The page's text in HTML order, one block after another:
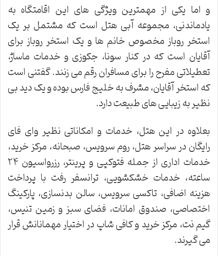
و اما یکی از مهمترین ویژگی های این اقامتگاه به
یادماندنی، مجموعه آبی هتل است که مشتمل بر یک
استخر روباز مخصوص خانم ها و یک استخر روباز برای
آقایان است که در کنار سونا، جکوزی و خدمات ماساژ،
تعطیلاتی مفرح را برای مسافران رقم می زنند. گفتنی است
که استخر آقایان، مشرف به خلیج فارس بوده و یک دید بی
نظیر به زیبایی های طبیعت دارد.
بعلاوه در این هتل، خدمات و امکاناتی نظیر وای فای
رایگان در سراسر هتل، روم سرویس، صبحانه، مرکز خرید،
خدمات اداری از جمله فتوکپی و پرینتر، رزرواسیون ۲۴
ساعته، خدمات خشکشویی، ترانسفر رفت با پرداخت
هزینه اضافی، تاکسی سرویس، سالن بدنسازی، پارکینگ
اختصاصی، صندوق امانات، فضای سبز و زمین تنیس،
گیم نت، مرکز خرید و کافی شاپ در اختیار مهمانانش قرار
می گیرند.